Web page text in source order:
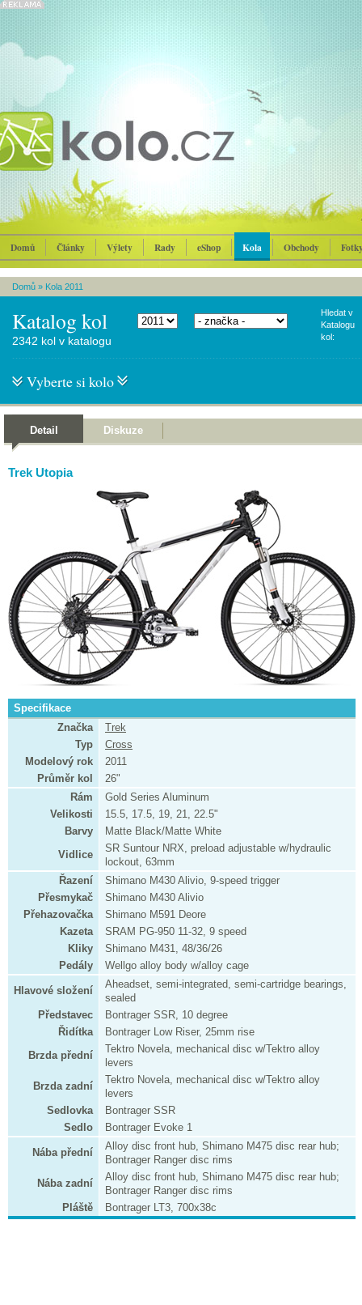
Domů Články Výlety Rady eShop Kola Obchody
Domů » Kola 2011
Katalog kol
Hledat v
Katalogu
kol:
2342 kol v katalogu
Vyberte si kolo
Detail Diskuze
Trek Utopia
Specifikace
Značka
Trek
Typ
Cross
Modelový rok
2011
Průměr kol
26"
Rám
Gold Series Aluminum
Velikosti
15.5, 17.5, 19, 21, 22.5"
Barvy
Matte Black/Matte White
Vidlice
SR Suntour NRX, preload adjustable w/hydraulic
lockout, 63mm
Řazení
Shimano M430 Alivio, 9-speed trigger
Přesmykač
Shimano M430 Alivio
Přehazovačka
Shimano M591 Deore
Kazeta
SRAM PG-950 11-32, 9 speed
Kliky
Shimano M431, 48/36/26
Pedály
Wellgo alloy body w/alloy cage
Hlavové složení
Aheadset, semi-integrated, semi-cartridge bearings,
sealed
Představec
Bontrager SSR, 10 degree
Řidítka
Bontrager Low Riser, 25mm rise
Brzda přední
Tektro Novela, mechanical disc w/Tektro alloy
levers
Brzda zadní
Tektro Novela, mechanical disc w/Tektro alloy
levers
Sedlovka
Bontrager SSR
Sedlo
Bontrager Evoke 1
Nába přední
Alloy disc front hub, Shimano M475 disc rear hub;
Bontrager Ranger disc rims
Nába zadní
Alloy disc front hub, Shimano M475 disc rear hub;
Bontrager Ranger disc rims
Pláště
Bontrager LT3, 700x38c